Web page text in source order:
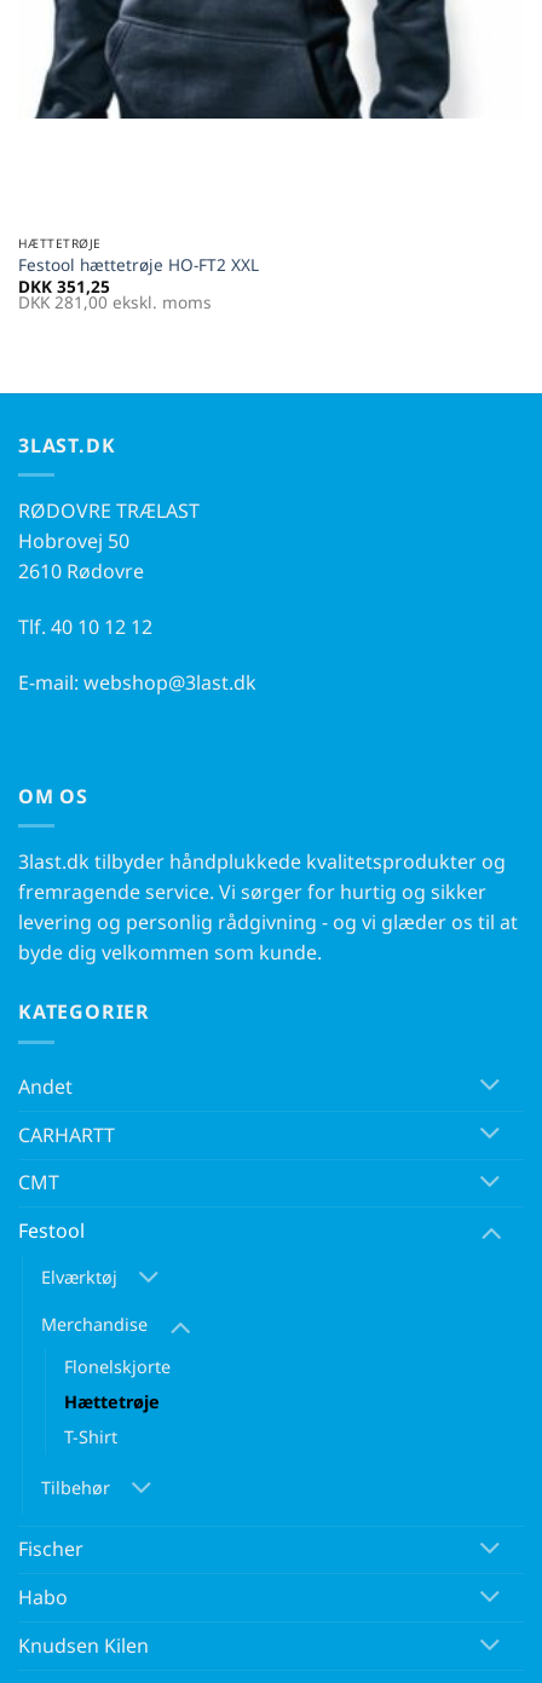
HÆTTETRØJE
Festool hættetrøje HO-FT2 XXL
DKK 351,25
DKK 281,00 ekskl. moms
3LAST.DK
RØDOVRE TRÆLAST
Hobrovej 50
2610 Rødovre
Tlf. 40 10 12 12
E-mail: webshop@3last.dk
OM OS
3last.dk tilbyder håndplukkede kvalitetsprodukter og
fremragende service. Vi sørger for hurtig og sikker
levering og personlig rådgivning - og vi glæder os til at
byde dig velkommen som kunde.
KATEGORIER
Andet
CARHARTT
CMT
Festool
Elværktøj
Merchandise
Flonelskjorte
Hættetrøje
T-Shirt
Tilbehør
Fischer
Habo
Knudsen Kilen